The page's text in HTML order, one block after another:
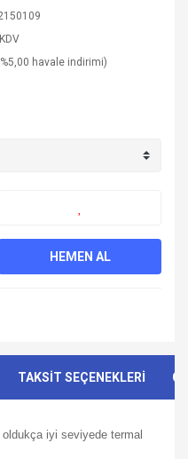
havale indirimi)
HEMEN AL
TAKSİT SEÇENEKLERİ
iyi seviyede termal